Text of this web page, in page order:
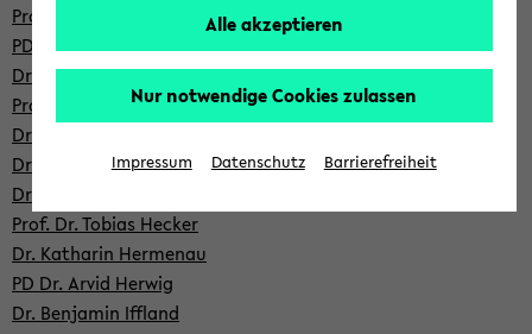
Prof. Dr. Joana Cho­lin
PD. Dr. Lo­renz Dehn
Dr. Ju­lia­ne Düvel
Prof. Dr. Dr. Tho­mas Ger­lin­ger
Dr. Mar­kus Gün­ther
Dr. Re­bek­ka Hahn
Dr. Olya Ha­ko­by­an
Prof. Dr. To­bi­as He­cker
Dr. Ka­tha­rin Her­men­au
PD Dr. Arvid Her­wig
Dr. Ben­ja­min Iff­land
Alle akzeptieren
Nur notwendige Cookies zulassen
Impressum Datenschutz Barrierefreiheit